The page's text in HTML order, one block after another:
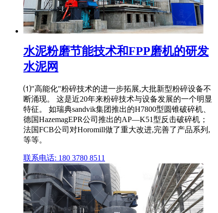
水泥粉磨节能技术和FPP磨机的研发
水泥网
⑴"高能化"粉碎技术的进一步拓展,大批新型粉碎设备不
断涌现。 这是近20年来粉碎技术与设备发展的一个明显
特征。 如瑞典sandvik集团推出的H7800型圆锥破碎机、
德国HazemagEPR公司推出的AP—K51型反击破碎机；
法国FCB公司对Horomill做了重大改进,完善了产品系列,
等等。
联系电话: 180 3780 8511